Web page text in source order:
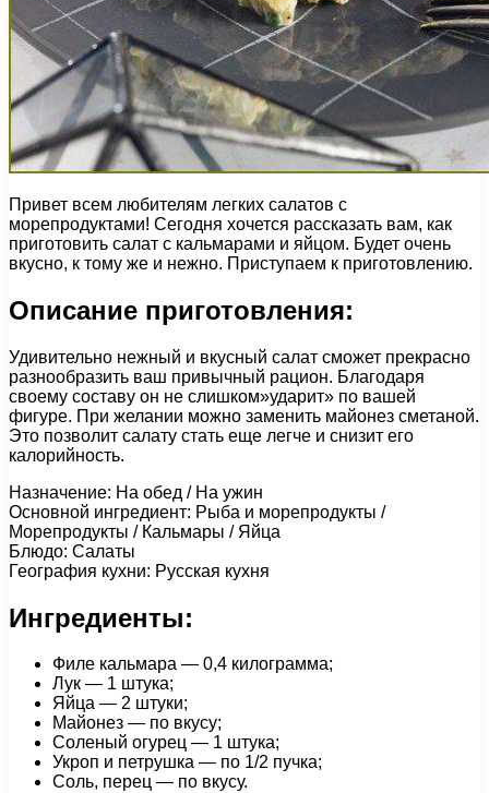
Привет всем любителям легких салатов с
морепродуктами! Сегодня хочется рассказать вам, как
приготовить салат с кальмарами и яйцом. Будет очень
вкусно, к тому же и нежно. Приступаем к приготовлению.
Описание приготовления:
Удивительно нежный и вкусный салат сможет прекрасно
разнообразить ваш привычный рацион. Благодаря
своему составу он не слишком»ударит» по вашей
фигуре. При желании можно заменить майонез сметаной.
Это позволит салату стать еще легче и снизит его
калорийность.
Назначение: На обед / На ужин
Основной ингредиент: Рыба и морепродукты /
Морепродукты / Кальмары / Яйца
Блюдо: Салаты
География кухни: Русская кухня
Ингредиенты:
Филе кальмара — 0,4 килограмма;
Лук — 1 штука;
Яйца — 2 штуки;
Майонез — по вкусу;
Соленый огурец — 1 штука;
Укроп и петрушка — по 1/2 пучка;
Соль, перец — по вкусу.